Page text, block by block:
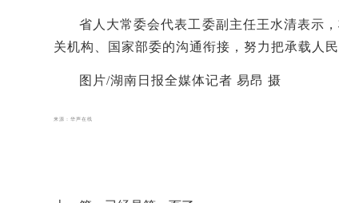
省人大常委会代表工委副主任王水清表示
关机构、国家部委的沟通衔接，努力把承载人
图片/湖南日报全媒体记者 易昂 摄
来源：华声在线